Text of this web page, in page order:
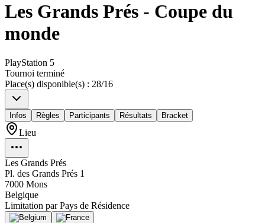
Les Grands Prés - Coupe du
monde
PlayStation 5
Tournoi terminé
Place(s) disponible(s) : 28/16
Infos Règles Participants Résultats Bracket
Lieu
Les Grands Prés
Pl. des Grands Prés 1
7000 Mons
Belgique
Limitation par Pays de Résidence